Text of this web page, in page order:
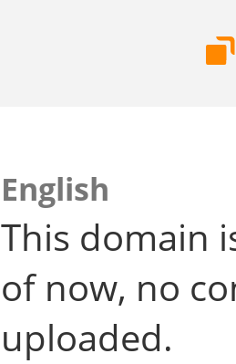
English
This domain
of now, no
uploaded.